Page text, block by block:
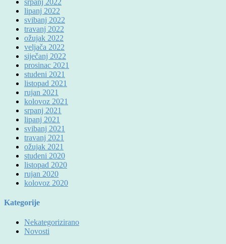
lipanj 2022
svibanj 2022
travanj 2022
ožujak 2022
veljača 2022
siječanj 2022
prosinac 2021
studeni 2021
listopad 2021
rujan 2021
kolovoz 2021
srpanj 2021
lipanj 2021
svibanj 2021
travanj 2021
ožujak 2021
studeni 2020
listopad 2020
rujan 2020
kolovoz 2020
Kategorije
Nekategorizirano
Novosti